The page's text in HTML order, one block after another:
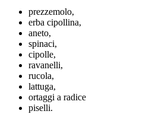
prezzemolo,
erba cipollina,
aneto,
spinaci,
cipolle,
ravanelli,
rucola,
lattuga,
ortaggi a radice
piselli.